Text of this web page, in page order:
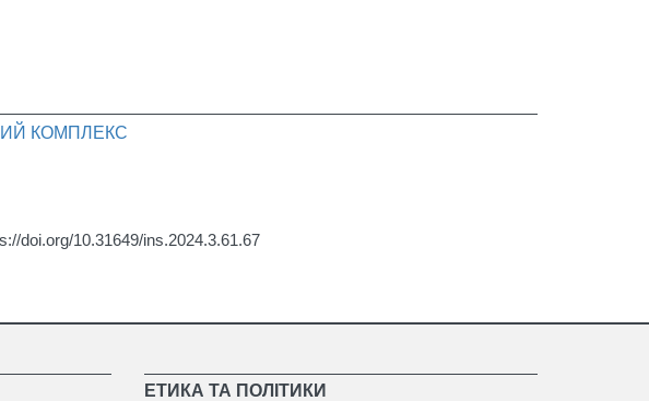
КОМПЛЕКС
doi.org/10.31649/ins.2024.3.61.67
ЕТИКА ТА ПОЛІТИКИ